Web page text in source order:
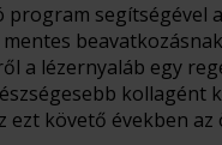
program segítségével
a lézernyaláb egy
kollagént
ezt követő években